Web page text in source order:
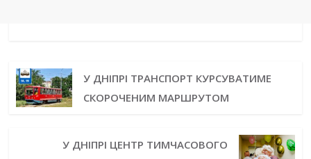
У ДНІПРІ ТРАНСПОРТ КУРСУВАТИМЕ
СКОРОЧЕНИМ МАРШРУТОМ
У ДНІПРІ ЦЕНТР ТИМЧАСОВОГО